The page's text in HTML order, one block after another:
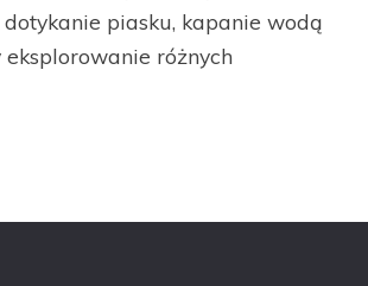
dotykanie piasku, kapanie wodą
eksplorowanie różnych